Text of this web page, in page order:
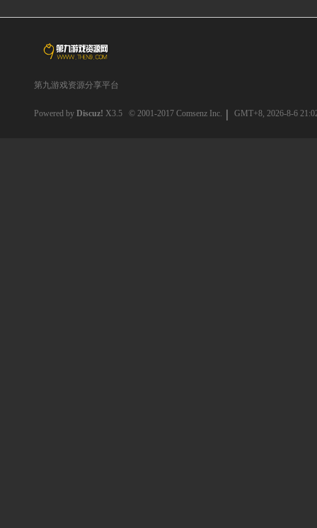
第九游戏资源分享平台
Powered by Discuz! X3.5 © 2001-2017 Comsenz Inc. GMT+8, 2026-8-6